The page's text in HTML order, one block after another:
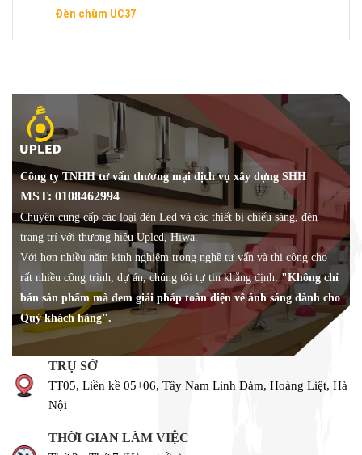
Đèn chùm UC37
Công ty TNHH tư vấn thương mại dịch vụ xây dựng SHH
MST: 0108462994
Chuyên cung cấp các loại đèn Led và các thiết bị chiếu sáng, đèn
trang trí với thương hiệu Upled, Hiwa.
Với hơn nhiều năm kinh nghiệm trong nghề tư vấn và thi công cho
rất nhiều công trình, dự án, chúng tôi tự tin khẳng định:"Không chỉ
bán sản phẩm mà đem giải pháp toàn diện về ánh sáng dành cho
Quý khách hàng".
TRỤ SỞ
TT05, Liền kề 05+06, Tây Nam Linh Đàm, Hoàng Liệt, Hà
Nội
THỜI GIAN LÀM VIỆC